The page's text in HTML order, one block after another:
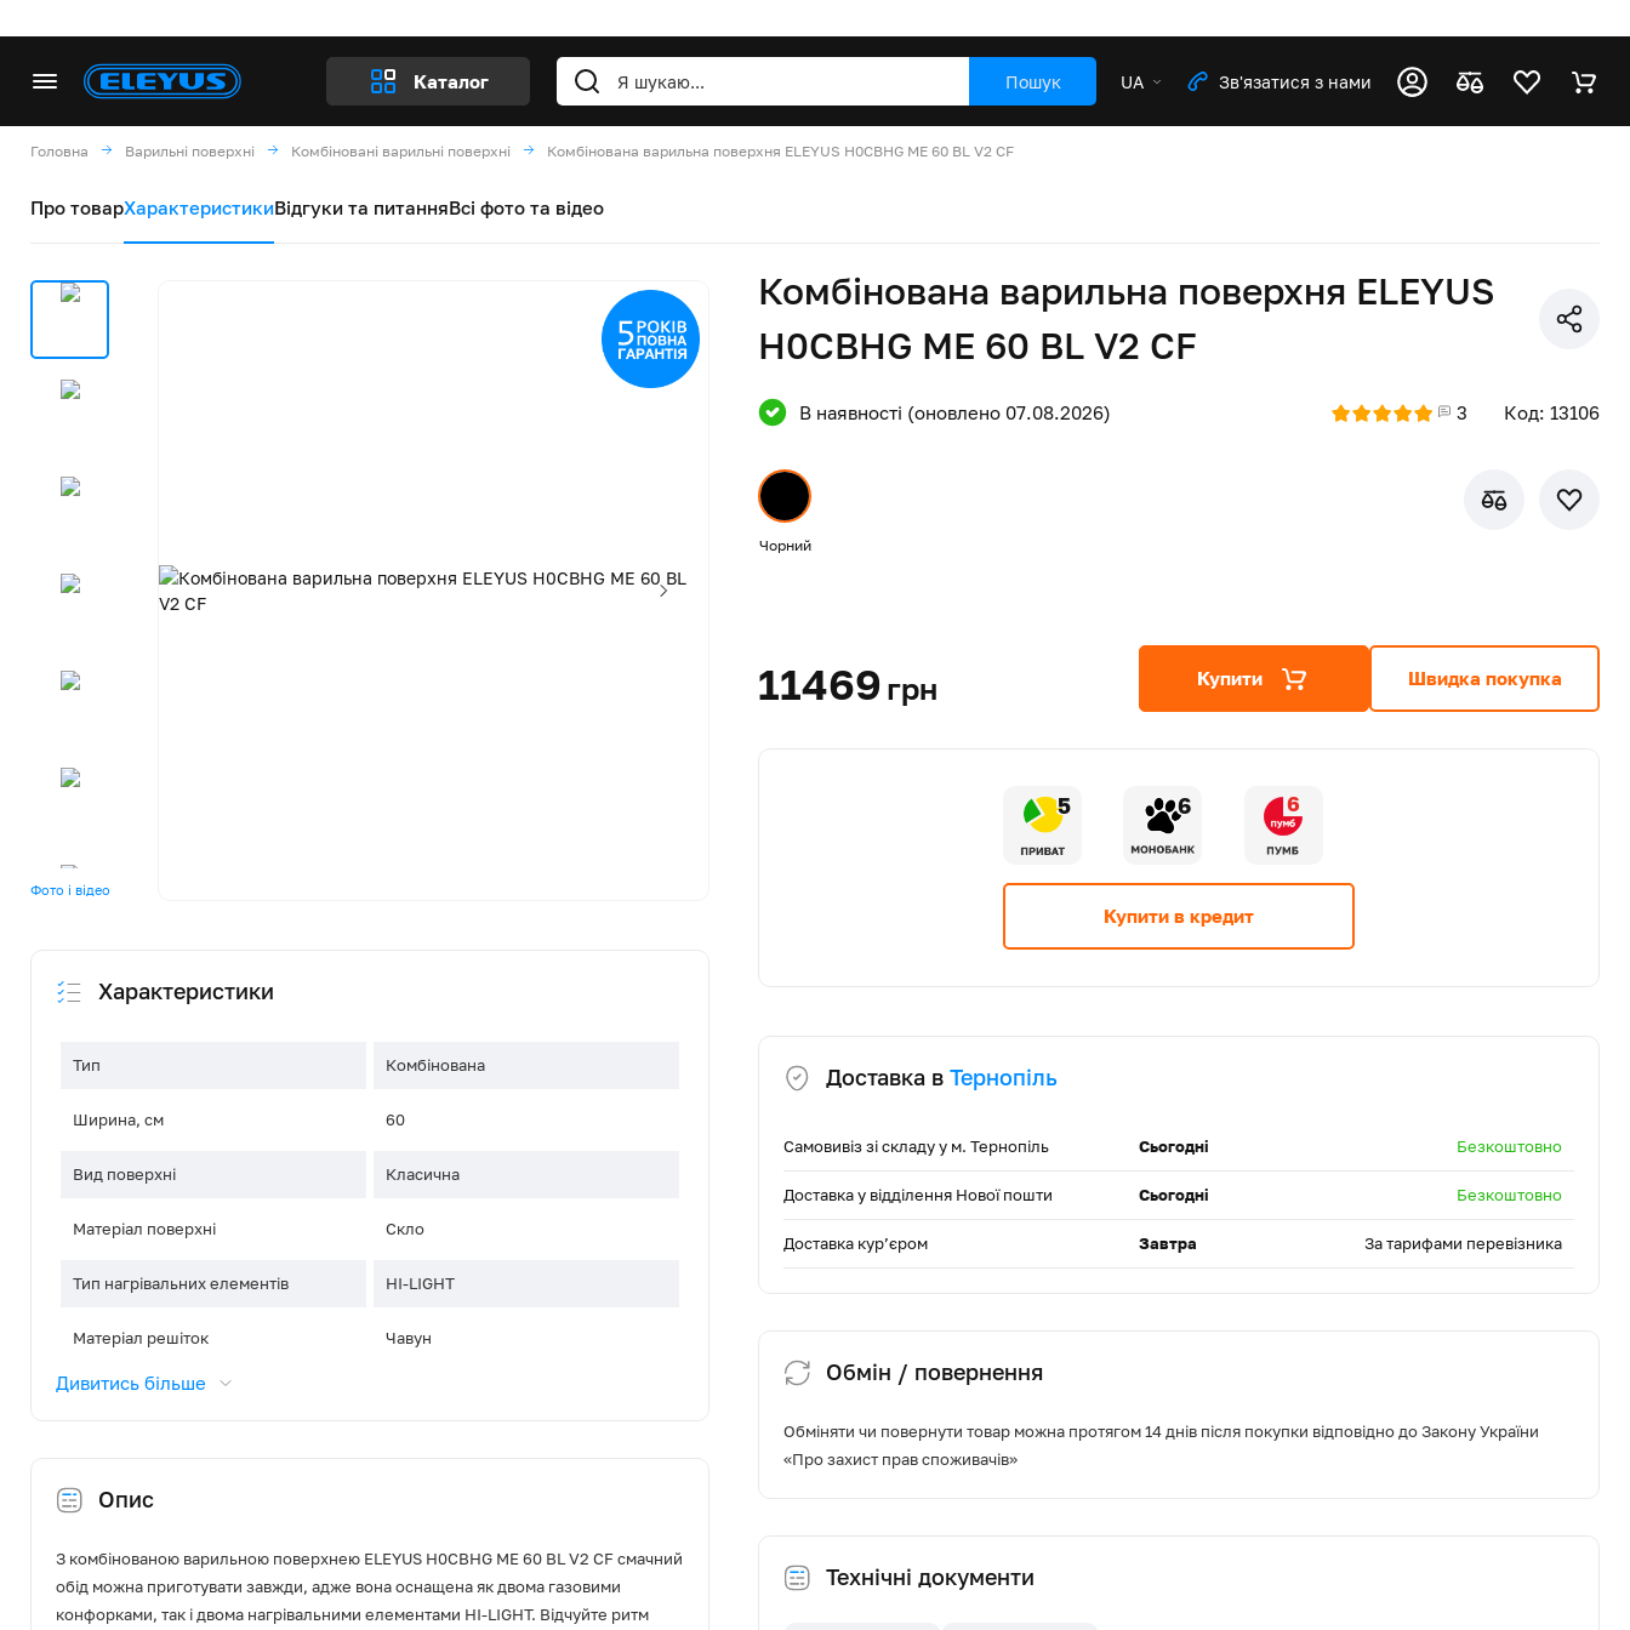
Каталог Пошук UA Зв'язатися з нами
Головна Варильні поверхні Комбіновані варильні поверхні Комбінована варильна поверхня ELEYUS H0СBHG ME 60 BL V2 CF
Про товарХарактеристикиВідгуки та питанняВсі фото та відео
Фото і відео
Характеристики
Тип Комбінована
Ширина, см 60
Вид поверхні Класична
Матеріал поверхні Скло
Тип нагрівальних елементів HI-LIGHT
Матеріал решіток Чавун
Кількість решіток
Розташування панелі керування
Газ-контроль Так
Електропідпал Так
Дивитись більше
Опис
З комбінованою варильною поверхнею ELEYUS H0СBHG ME 60 BL V2 CF смачний
обід можна приготувати завжди, адже вона оснащена як двома газовими
конфорками, так і двома нагрівальними елементами HI-LIGHT. Відчуйте ритм
Комбінована варильна поверхня ELEYUS
H0СBHG ME 60 BL V2 CF
В наявності (оновлено 07.08.2026) 3 Код: 13106
Чорний
11469грн Купити Швидка покупка
5 6 6
Купити в кредит
Доставка в Тернопіль
Самовивіз зі складу у м. Тернопіль Сьогодні Безкоштовно
Доставка у відділення Нової пошти Сьогодні Безкоштовно
Доставка кур’єром Завтра За тарифами перевізника
Обмін / повернення
Обміняти чи повернути товар можна протягом 14 днів після покупки відповідно до Закону України
«Про захист прав споживачів»
Технічні документи